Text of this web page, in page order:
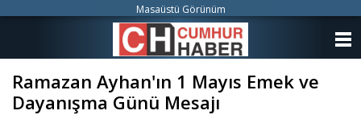
Ramazan Ayhan'ın 1 Mayıs Emek ve
Dayanışma Günü Mesajı
Masaüstü Görünüm
KATEGORİLER